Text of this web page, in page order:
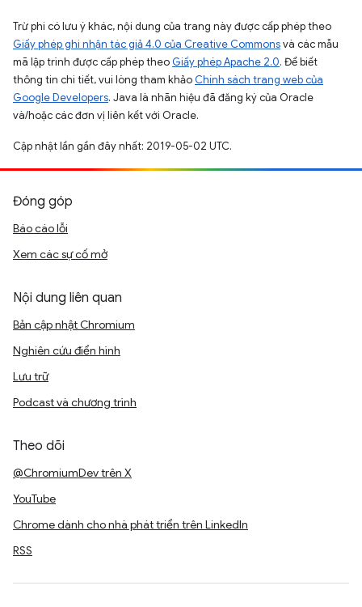
Trừ phi có lưu ý khác, nội dung của trang này được cấp phép theo
Giấy phép ghi nhận tác giả 4.0 của Creative Commonsvà các mẫu
mã lập trình được cấp phép theo Giấy phép Apache 2.0. Để biết
thông tin chi tiết, vui lòng tham khảo Chính sách trang web của
Google Developers. Java là nhãn hiệu đã đăng ký của Oracle
và/hoặc các đơn vị liên kết với Oracle.
Cập nhật lần gần đây nhất: 2019-05-02 UTC.
Đóng góp
Báo cáo lỗi
Xem các sự cố mở
Nội dung liên quan
Bản cập nhật Chromium
Nghiên cứu điển hình
Lưu trữ
Podcast và chương trình
Theo dõi
@ChromiumDev trên X
YouTube
Chrome dành cho nhà phát triển trên LinkedIn
RSS